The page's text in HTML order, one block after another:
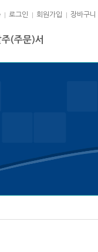
로그인 회원가입 장바구니
주(주문)서